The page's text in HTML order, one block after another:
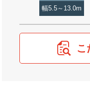
幅5.5～13.0m
こ